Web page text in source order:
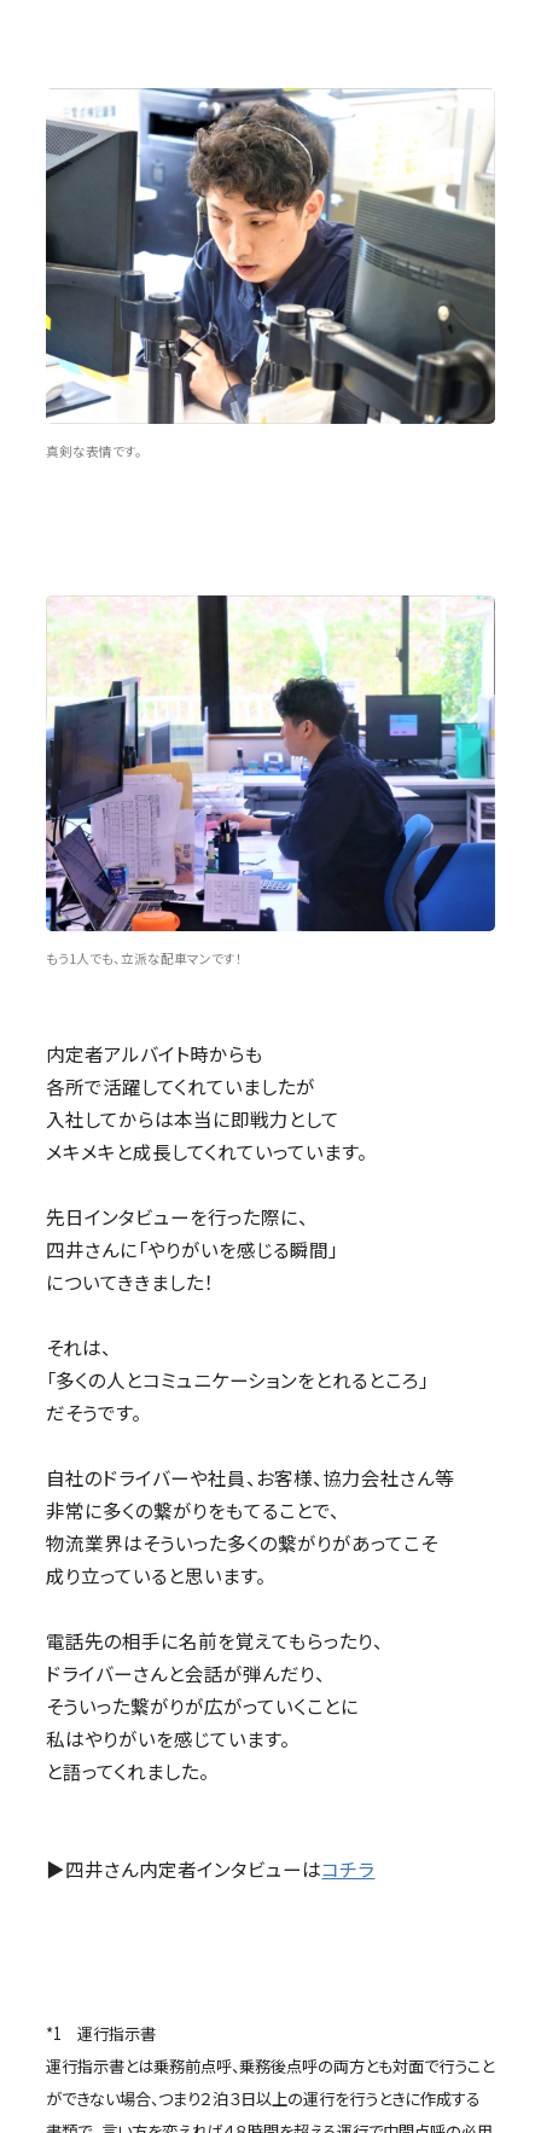
真剣な表情です。
もう1人でも、立派な配車マンです！
内定者アルバイト時からも
各所で活躍してくれていましたが
入社してからは本当に即戦力として
メキメキと成長してくれていっています。
先日インタビューを行った際に、
四井さんに「やりがいを感じる瞬間」
についてききました！
それは、
「多くの人とコミュニケーションをとれるところ」
だそうです。
自社のドライバーや社員、お客様、協力会社さん等
非常に多くの繋がりをもてることで、
物流業界はそういった多くの繋がりがあってこそ
成り立っていると思います。
電話先の相手に名前を覚えてもらったり、
ドライバーさんと会話が弾んだり、
そういった繋がりが広がっていくことに
私はやりがいを感じています。
と語ってくれました。
▶四井さん内定者インタビューはコチラ
*1 運行指示書
運行指示書とは乗務前点呼、乗務後点呼の両方とも対面で行うこと
ができない場合、つまり２泊３日以上の運行を行うときに作成する